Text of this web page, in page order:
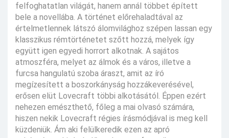
felfoghatatlan világát, hanem annál többet épített
bele a novellába. A történet előrehaladtával az
értelmetlennek látszó álomvilághoz szépen lassan egy
klasszikus rémtörténetet szőtt hozzá, melyek így
együtt igen egyedi horrort alkotnak. A sajátos
atmoszféra, melyet az álmok és a város, illetve a
furcsa hangulatú szoba áraszt, amit az író
megízesített a boszorkányság hozzákeverésével,
erősen elüt Lovecraft többi alkotásától. Éppen ezért
nehezen emészthető, főleg a mai olvasó számára,
hiszen nekik Lovecraft régies írásmódjával is meg kell
küzdeniük. Ám aki felülkeredik ezen az apró